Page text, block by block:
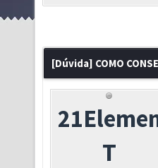
[Dúvida] COMO
T